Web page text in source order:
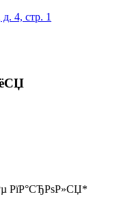
4, стр. 1
РїР°СЂРѕР»СЏ*